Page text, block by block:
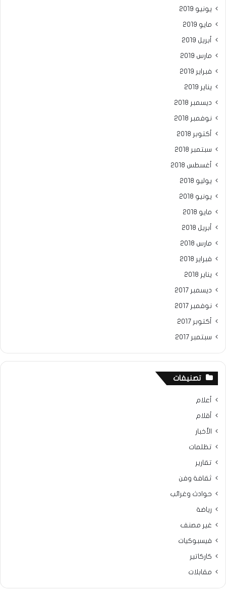
يونيو 2019
مايو 2019
أبريل 2019
مارس 2019
فبراير 2019
يناير 2019
ديسمبر 2018
نوفمبر 2018
أكتوبر 2018
سبتمبر 2018
أغسطس 2018
يوليو 2018
يونيو 2018
مايو 2018
أبريل 2018
مارس 2018
فبراير 2018
يناير 2018
ديسمبر 2017
نوفمبر 2017
أكتوبر 2017
سبتمبر 2017
تصنيفات
أعلام
أقلام
الأخبار
تظلمات
تقارير
ثقافة وفن
حوادث وغرائب
رياضة
غير مصنف
فيسبوكيات
كاركاتير
مقابلات